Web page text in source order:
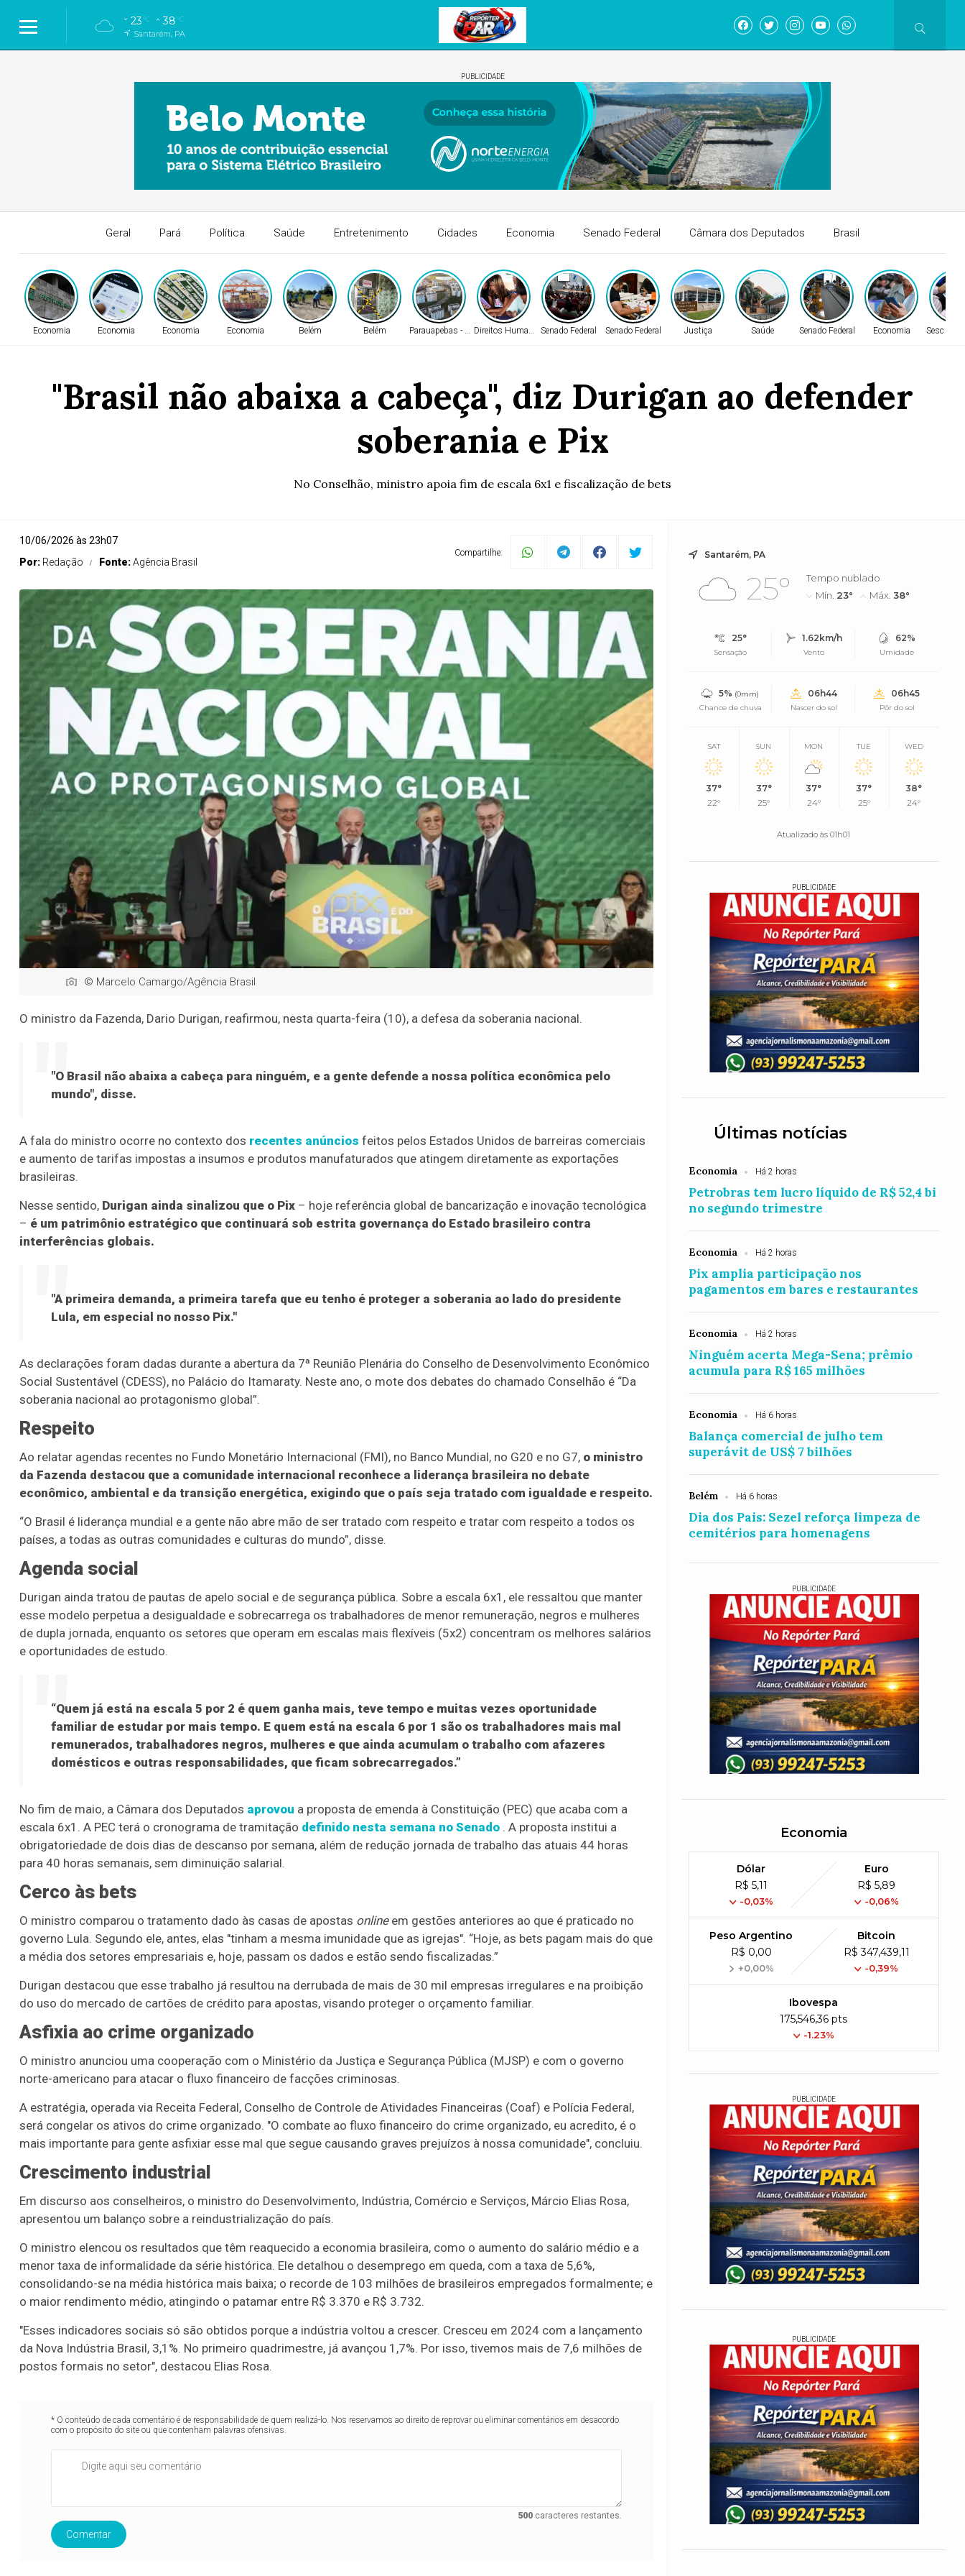
23°C 38°C
Santarém, PA
PUBLICIDADE
Geral Pará Política Saúde Entretenimento Cidades Economia Senado Federal Câmara dos Deputados Brasil
Economia Economia Economia Economia Belém Belém Parauapebas - PA Direitos HumanosSenado Federal Senado Federal Justiça Saúde Senado Federal Economia Sesc em
"Brasil não abaixa a cabeça", diz Durigan ao defender
soberania e Pix
No Conselhão, ministro apoia fim de escala 6x1 e fiscalização de bets
10/06/2026 às 23h07
Por: Redação Fonte:Agência Brasil
Compartilhe:
© Marcelo Camargo/Agência Brasil
O ministro da Fazenda, Dario Durigan, reafirmou, nesta quarta-feira (10), a defesa da soberania nacional.
"O Brasil não abaixa a cabeça para ninguém, e a gente defende a nossa política econômica pelo
mundo", disse.
A fala do ministro ocorre no contexto dos recentes anúncios feitos pelos Estados Unidos de barreiras comerciais
e aumento de tarifas impostas a insumos e produtos manufaturados que atingem diretamente as exportações
brasileiras.
Nesse sentido, Durigan ainda sinalizou que o Pix – hoje referência global de bancarização e inovação tecnológica
– é um patrimônio estratégico que continuará sob estrita governança do Estado brasileiro contra
interferências globais.
"A primeira demanda, a primeira tarefa que eu tenho é proteger a soberania ao lado do presidente
Lula, em especial no nosso Pix."
As declarações foram dadas durante a abertura da 7ª Reunião Plenária do Conselho de Desenvolvimento Econômico
Social Sustentável (CDESS), no Palácio do Itamaraty. Neste ano, o mote dos debates do chamado Conselhão é “Da
soberania nacional ao protagonismo global”.
Respeito
Ao relatar agendas recentes no Fundo Monetário Internacional (FMI), no Banco Mundial, no G20 e no G7, o ministro
da Fazenda destacou que a comunidade internacional reconhece a liderança brasileira no debate
econômico, ambiental e da transição energética, exigindo que o país seja tratado com igualdade e respeito.
“O Brasil é liderança mundial e a gente não abre mão de ser tratado com respeito e tratar com respeito a todos os
países, a todas as outras comunidades e culturas do mundo”, disse.
Agenda social
Durigan ainda tratou de pautas de apelo social e de segurança pública. Sobre a escala 6x1, ele ressaltou que manter
esse modelo perpetua a desigualdade e sobrecarrega os trabalhadores de menor remuneração, negros e mulheres
de dupla jornada, enquanto os setores que operam em escalas mais flexíveis (5x2) concentram os melhores salários
e oportunidades de estudo.
“Quem já está na escala 5 por 2 é quem ganha mais, teve tempo e muitas vezes oportunidade
familiar de estudar por mais tempo. E quem está na escala 6 por 1 são os trabalhadores mais mal
remunerados, trabalhadores negros, mulheres e que ainda acumulam o trabalho com afazeres
domésticos e outras responsabilidades, que ficam sobrecarregados.”
No fim de maio, a Câmara dos Deputados aprovou a proposta de emenda à Constituição (PEC) que acaba com a
escala 6x1. A PEC terá o cronograma de tramitação definido nesta semana no Senado . A proposta institui a
obrigatoriedade de dois dias de descanso por semana, além de redução jornada de trabalho das atuais 44 horas
para 40 horas semanais, sem diminuição salarial.
Cerco às bets
O ministro comparou o tratamento dado às casas de apostas onlineem gestões anteriores ao que é praticado no
governo Lula. Segundo ele, antes, elas "tinham a mesma imunidade que as igrejas". “Hoje, as bets pagam mais do que
a média dos setores empresariais e, hoje, passam os dados e estão sendo fiscalizadas.”
Durigan destacou que esse trabalho já resultou na derrubada de mais de 30 mil empresas irregulares e na proibição
do uso do mercado de cartões de crédito para apostas, visando proteger o orçamento familiar.
Asfixia ao crime organizado
O ministro anunciou uma cooperação com o Ministério da Justiça e Segurança Pública (MJSP) e com o governo
norte-americano para atacar o fluxo financeiro de facções criminosas.
A estratégia, operada via Receita Federal, Conselho de Controle de Atividades Financeiras (Coaf) e Polícia Federal,
será congelar os ativos do crime organizado. "O combate ao fluxo financeiro do crime organizado, eu acredito, é o
mais importante para gente asfixiar esse mal que segue causando graves prejuízos à nossa comunidade", concluiu.
Crescimento industrial
Em discurso aos conselheiros, o ministro do Desenvolvimento, Indústria, Comércio e Serviços, Márcio Elias Rosa,
apresentou um balanço sobre a reindustrialização do país.
O ministro elencou os resultados que têm reaquecido a economia brasileira, como o aumento do salário médio e a
menor taxa de informalidade da série histórica. Ele detalhou o desemprego em queda, com a taxa de 5,6%,
consolidando-se na média histórica mais baixa; o recorde de 103 milhões de brasileiros empregados formalmente; e
o maior rendimento médio, atingindo o patamar entre R$ 3.370 e R$ 3.732.
"Esses indicadores sociais só são obtidos porque a indústria voltou a crescer. Cresceu em 2024 com a lançamento
da Nova Indústria Brasil, 3,1%. No primeiro quadrimestre, já avançou 1,7%. Por isso, tivemos mais de 7,6 milhões de
postos formais no setor", destacou Elias Rosa.
* O conteúdo de cada comentário é de responsabilidade de quem realizá-lo. Nos reservamos ao direito de reprovar ou eliminar comentários em desacordo
com o propósito do site ou que contenham palavras ofensivas.
500caracteres restantes.
Comentar
Santarém, PA
25°
Tempo nublado
Mín. 23° Máx.38°
25°
Sensação
1.62km/h
Vento
62%
Umidade
5% (0mm)
Chance de chuva
06h44
Nascer do sol
06h45
Pôr do sol
SAT
37°
22°
SUN
37°
25°
MON
37°
24°
TUE
37°
25°
WED
38°
24°
Atualizado às 01h01
PUBLICIDADE
Últimas notícias
Economia Há 2 horas
Petrobras tem lucro líquido de R$ 52,4 bi
no segundo trimestre
Economia Há 2 horas
Pix amplia participação nos
pagamentos em bares e restaurantes
Economia Há 2 horas
Ninguém acerta Mega-Sena; prêmio
acumula para R$ 165 milhões
Economia Há 6 horas
Balança comercial de julho tem
superávit de US$ 7 bilhões
Belém Há 6 horas
Dia dos Pais: Sezel reforça limpeza de
cemitérios para homenagens
PUBLICIDADE
Economia
Dólar
R$ 5,11
-0,03%
Euro
R$ 5,89
-0,06%
Peso Argentino
R$ 0,00
+0,00%
Bitcoin
R$ 347,439,11
-0,39%
Ibovespa
175,546,36 pts
-1.23%
PUBLICIDADE
PUBLICIDADE